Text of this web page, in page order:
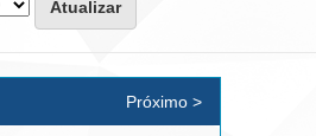
Próximo >